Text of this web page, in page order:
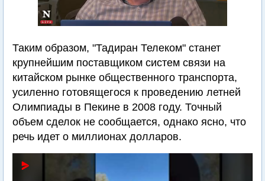
Таким образом, "Тадиран Телеком" станет
крупнейшим поставщиком систем связи на
китайском рынке общественного транспорта,
усиленно готовящегося к проведению летней
Олимпиады в Пекине в 2008 году. Точный
объем сделок не сообщается, однако ясно, что
речь идет о миллионах долларов.